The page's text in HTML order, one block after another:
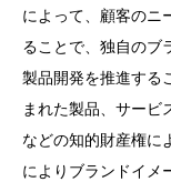
によって、顧客のニ
ることで、独自のブ
製品開発を推進する
まれた製品、サービ
などの知的財産権に
によりブランドイメ